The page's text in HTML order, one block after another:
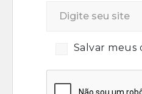
Salvar meus